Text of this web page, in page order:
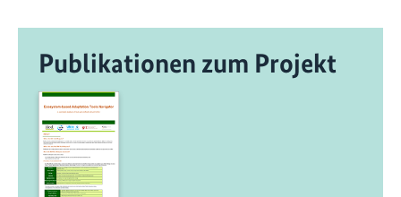
Publikationen zum Projekt